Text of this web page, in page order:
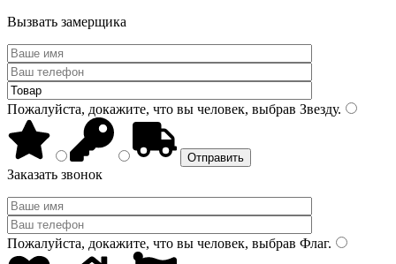
Вызвать замерщика
Пожалуйста, докажите, что вы человек, выбрав Звезду.
Заказать звонок
Пожалуйста, докажите, что вы человек, выбрав Флаг.